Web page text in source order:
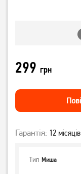
299 грн
Гарантія: 12 місяців
Тип Миша